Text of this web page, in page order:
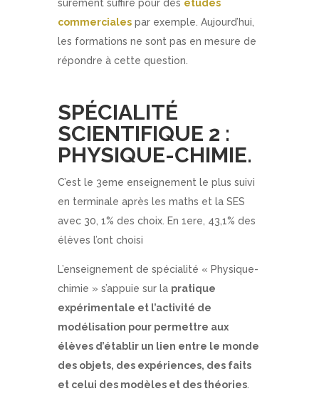
sûrement suffire pour des études
commercialespar exemple. Aujourd’hui,
les formations ne sont pas en mesure de
répondre à cette question.
SPÉCIALITÉ
SCIENTIFIQUE 2 :
PHYSIQUE-CHIMIE.
C’est le 3eme enseignement le plus suivi
en terminale après les maths et la SES
avec 30, 1% des choix. En 1ere, 43,1% des
élèves l’ont choisi
L’enseignement de spécialité « Physique-
chimie » s’appuie sur la pratique
expérimentale et l’activité de
modélisation pour permettre aux
élèves d’établir un lien entre le monde
des objets, des expériences, des faits
et celui des modèles et des théories.